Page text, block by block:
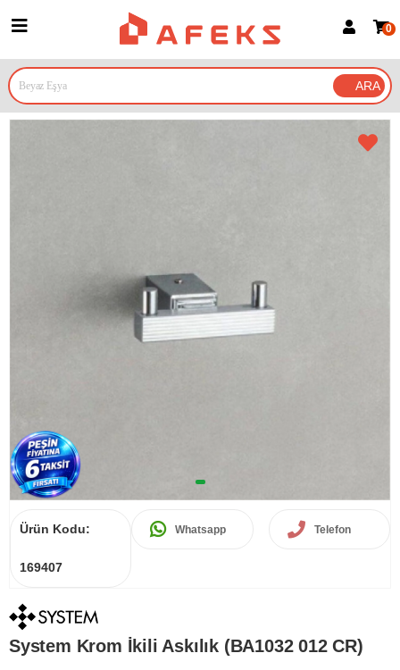
Google İle Bağlan
0
Ürün Kodu:
169407
Whatsapp Telefon
System Krom İkili Askılık (BA1032 012 CR)